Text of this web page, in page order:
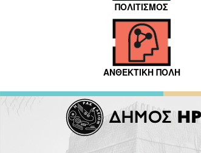
ΠΟΛΙΤΙΣΜΟΣ
ΑΝΘΕΚΤΙΚΗ ΠΟΛΗ